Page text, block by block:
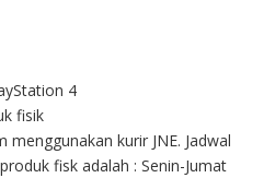
4
fisik
menggunakan kurir JNE. Jadwal
fisk adalah : Senin-Jumat